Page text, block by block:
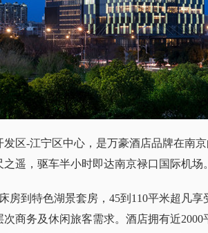
区-江宁区中心，是万豪酒店品牌在南
遥，驱车半小时即达南京禄口国际机场。
房到特色湖景套房，45到110平米超凡
商务及休闲旅客需求。酒店拥有近